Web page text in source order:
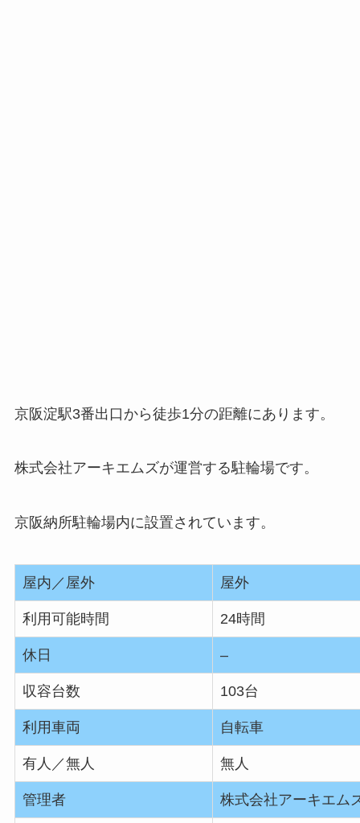
京阪淀駅3番出口から徒歩1分の距離にあります。
株式会社アーキエムズが運営する駐輪場です。
京阪納所駐輪場内に設置されています。
屋内／屋外 屋外
利用可能時間 24時間
休日 –
収容台数 103台
利用車両 自転車
有人／無人 無人
管理者 株式会社アーキエム